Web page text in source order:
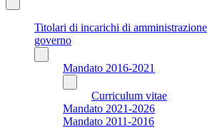
Titolari di incarichi di
governo
Mandato 2016-2021
Curriculum vitae
Mandato 2021-2026
Mandato 2011-2016